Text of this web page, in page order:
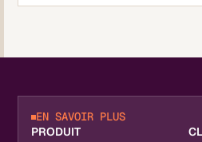
EN SAVOIR PLUS
PRODUIT